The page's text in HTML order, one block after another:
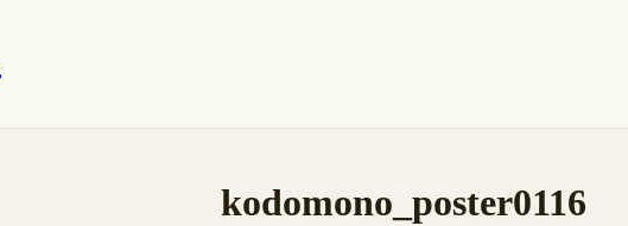
kodomono_poster0116